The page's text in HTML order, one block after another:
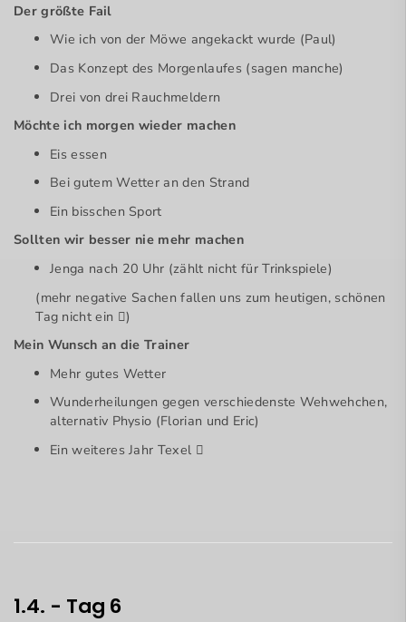
Der größte Fail
Wie ich von der Möwe angekackt wurde (Paul)
Das Konzept des Morgenlaufes (sagen manche)
Drei von drei Rauchmeldern
Möchte ich morgen wieder machen
Eis essen
Bei gutem Wetter an den Strand
Ein bisschen Sport
Sollten wir besser nie mehr machen
Jenga nach 20 Uhr (zählt nicht für Trinkspiele)
(mehr negative Sachen fallen uns zum heutigen, schönen
Tag nicht ein )
Mein Wunsch an die Trainer
Mehr gutes Wetter
Wunderheilungen gegen verschiedenste Wehwehchen,
alternativ Physio (Florian und Eric)
Ein weiteres Jahr Texel 
1.4. - Tag 6